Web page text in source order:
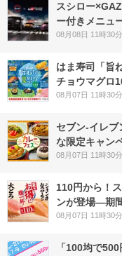
スシロー
ー付きメニュ
08月08日 11時30分
はま寿司「旨
チョウマグロ
08月07日 11時30分
セブン‐イレ
な限定キャン
08月07日 11時30分
110円から！
ンが登場―期
08月07日 11時30分
「100均で